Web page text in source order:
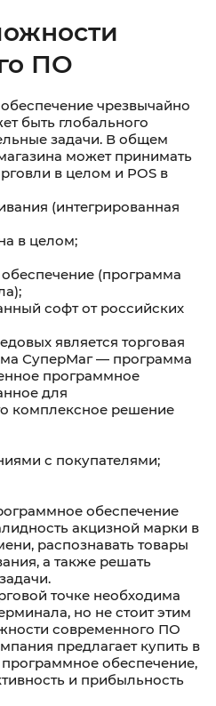
ПО
чрезвычайно
быть глобального
задачи. В общем
может принимать
в целом и POS в
(интегрированная
в целом;
(программа
софт от российских
является торговая
СуперМаг — программа
программное
для
комплексное решение
с покупателями;
обеспечение
акцизной марки в
распознавать товары
а также решать
точке необходима
но не стоит этим
современного ПО
предлагает купить в
обеспечение,
и прибыльность